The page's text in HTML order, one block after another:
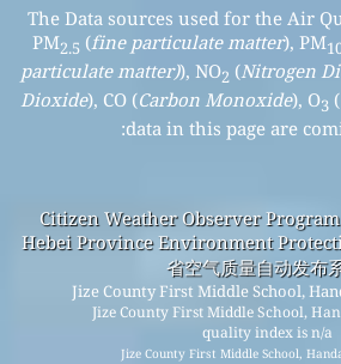
The Data sources used for the Air
PM2.5(fine particulate matter), PM
particulate matter)), NO2 (Nitrogen
Dioxide), CO (Carbon Monoxide), O3
data in this page are
Citizen Weather Observer Program
Hebei Province Environment
省空气质量自动发布
Jize County First Middle School,
Jize County First Middle School,
quality index is n/a
Jize County First Middle School,